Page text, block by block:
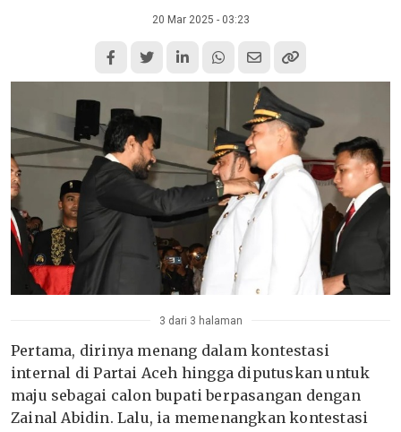
20 Mar 2025 - 03:23
3 dari 3 halaman
Pertama, dirinya menang dalam kontestasi
internal di Partai Aceh hingga diputuskan untuk
maju sebagai calon bupati berpasangan dengan
Zainal Abidin. Lalu, ia memenangkan kontestasi